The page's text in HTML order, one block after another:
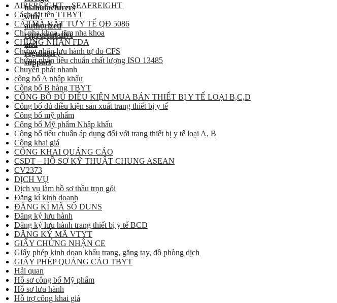
AIRFREIGHT – SEAFREIGHT
Cách đặt tên TTBYT
CẤP MÃ VẬT TƯ Y TẾ QĐ 5086
Chỉ nha khoa, tăm nha khoa
CHỨNG NHẬN FDA
Chứng nhận lưu hành tự do CFS
Chứng nhận tiêu chuẩn chất lượng ISO 13485
Chuyển phát nhanh
công bố A nhập khẩu
Công bố B hàng TBYT
CÔNG BỐ ĐỦ ĐIỀU KIỆN MUA BÁN THIẾT BỊ Y TẾ LOẠI B,C,D
Công bố đủ điều kiện sản xuất trang thiết bị y tế
Công bố mỹ phẩm
Công bố Mỹ phẩm Nhập khẩu
Công bố tiêu chuẩn áp dụng đối với trang thiết bị y tế loại A, B
Công khai giá
CÔNG KHAI QUẢNG CÁO
CSDT – HỒ SƠ KỸ THUẬT CHUNG ASEAN
CV2373
DỊCH VỤ
Dịch vụ làm hồ sơ thầu trọn gói
Đăng kí kinh doanh
ĐĂNG KÍ MÃ SỐ DUNS
Đăng ký lưu hành
Đăng ký lưu hành trang thiết bị y tế BCD
ĐĂNG KÝ MÃ VTYT
GIẤY CHỨNG NHẬN CE
GIấy phép kinh doan khẩu trang, găng tay, đồ phòng dịch
GIẤY PHÉP QUẢNG CÁO TBYT
Hải quan
Hồ sơ công bố Mỹ phẩm
Hồ sơ lưu hành
Hỗ trợ công khai giá